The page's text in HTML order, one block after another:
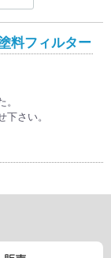
料フィルター
さい。